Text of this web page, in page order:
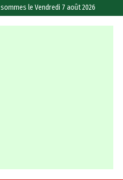
leVendredi 7 août 2026